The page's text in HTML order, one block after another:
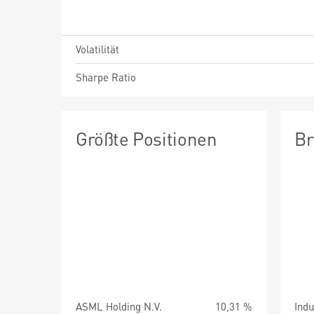
Volatilität
Sharpe Ratio
Größte Positionen
ASML Holding N.V.
10,31 %